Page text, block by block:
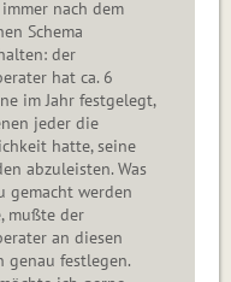
nach dem
Schema
der
hat ca. 6
im Jahr festgelegt,
jeder die
hatte, seine
abzuleisten. Was
gemacht werden
mußte der
an diesen
genau festlegen.